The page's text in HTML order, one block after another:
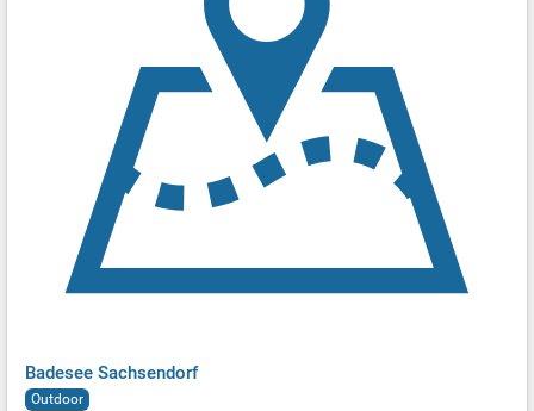
Badesee Sachsendorf
Outdoor